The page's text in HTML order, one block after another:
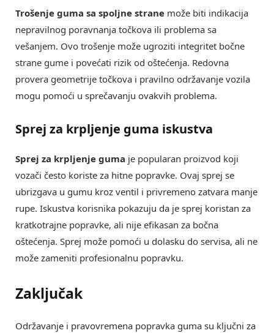
Trošenje guma sa spoljne strane može biti indikacija
nepravilnog poravnanja točkova ili problema sa
vešanjem. Ovo trošenje može ugroziti integritet bočne
strane gume i povećati rizik od oštećenja. Redovna
provera geometrije točkova i pravilno održavanje vozila
mogu pomoći u sprečavanju ovakvih problema.
Sprej za krpljenje guma iskustva
Sprej za krpljenje guma je popularan proizvod koji
vozači često koriste za hitne popravke. Ovaj sprej se
ubrizgava u gumu kroz ventil i privremeno zatvara manje
rupe. Iskustva korisnika pokazuju da je sprej koristan za
kratkotrajne popravke, ali nije efikasan za bočna
oštećenja. Sprej može pomoći u dolasku do servisa, ali ne
može zameniti profesionalnu popravku.
Zaključak
Održavanje i pravovremena popravka guma su ključni za